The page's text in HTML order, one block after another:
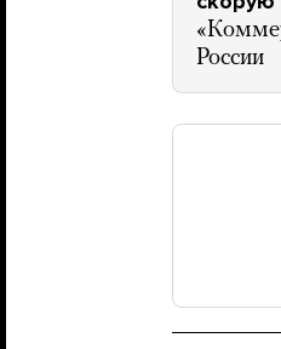
России